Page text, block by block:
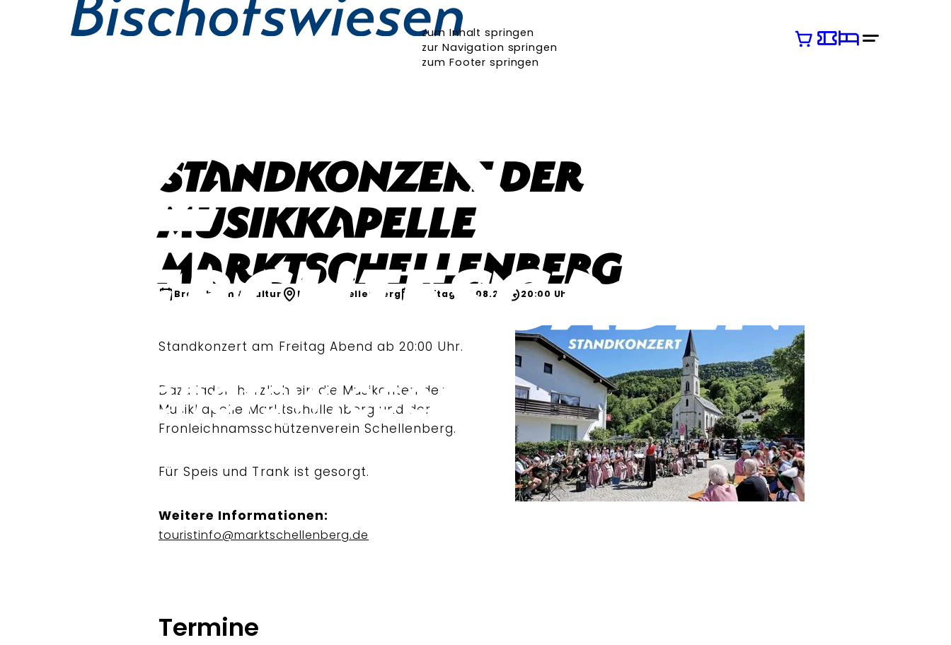
zum Inhalt springen
zur Navigation springen
zum Footer springen
Standkonzert der
Musikkapelle
Marktschellenberg
Brauchtum & Kultur Marktschellenberg Freitag, 14.08.26 20:00 Uhr
Standkonzert am Freitag Abend ab 20:00 Uhr.
Dazu laden herzlich ein die Musikanten der
Musikkapelle Marktschellenberg und der
Fronleichnamsschützenverein Schellenberg.
Für Speis und Trank ist gesorgt.
Weitere Informationen:
touristinfo@marktschellenberg.de
Termine